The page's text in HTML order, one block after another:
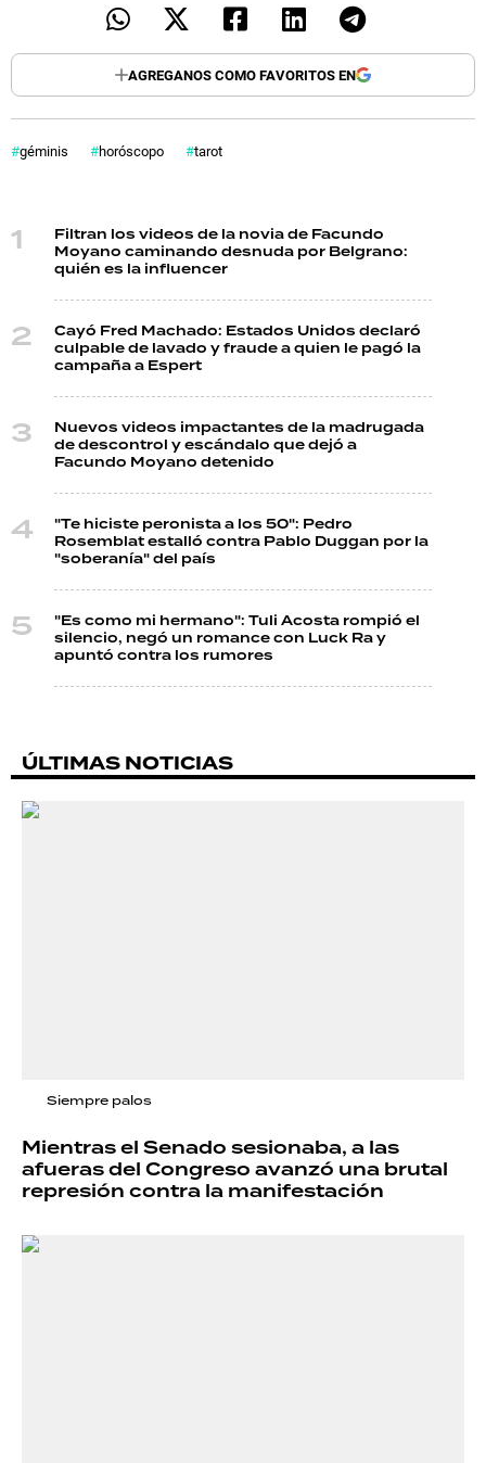
AGREGANOS COMO FAVORITOS EN
géminis horóscopo tarot
Filtran los videos de la novia de Facundo
Moyano caminando desnuda por Belgrano:
quién es la influencer
Cayó Fred Machado: Estados Unidos declaró
culpable de lavado y fraude a quien le pagó la
campaña a Espert
Nuevos videos impactantes de la madrugada
de descontrol y escándalo que dejó a
Facundo Moyano detenido
"Te hiciste peronista a los 50": Pedro
Rosemblat estalló contra Pablo Duggan por la
"soberanía" del país
"Es como mi hermano": Tuli Acosta rompió el
silencio, negó un romance con Luck Ra y
apuntó contra los rumores
ÚLTIMAS NOTICIAS
Siempre palos
Mientras el Senado sesionaba, a las
afueras del Congreso avanzó una brutal
represión contra la manifestación